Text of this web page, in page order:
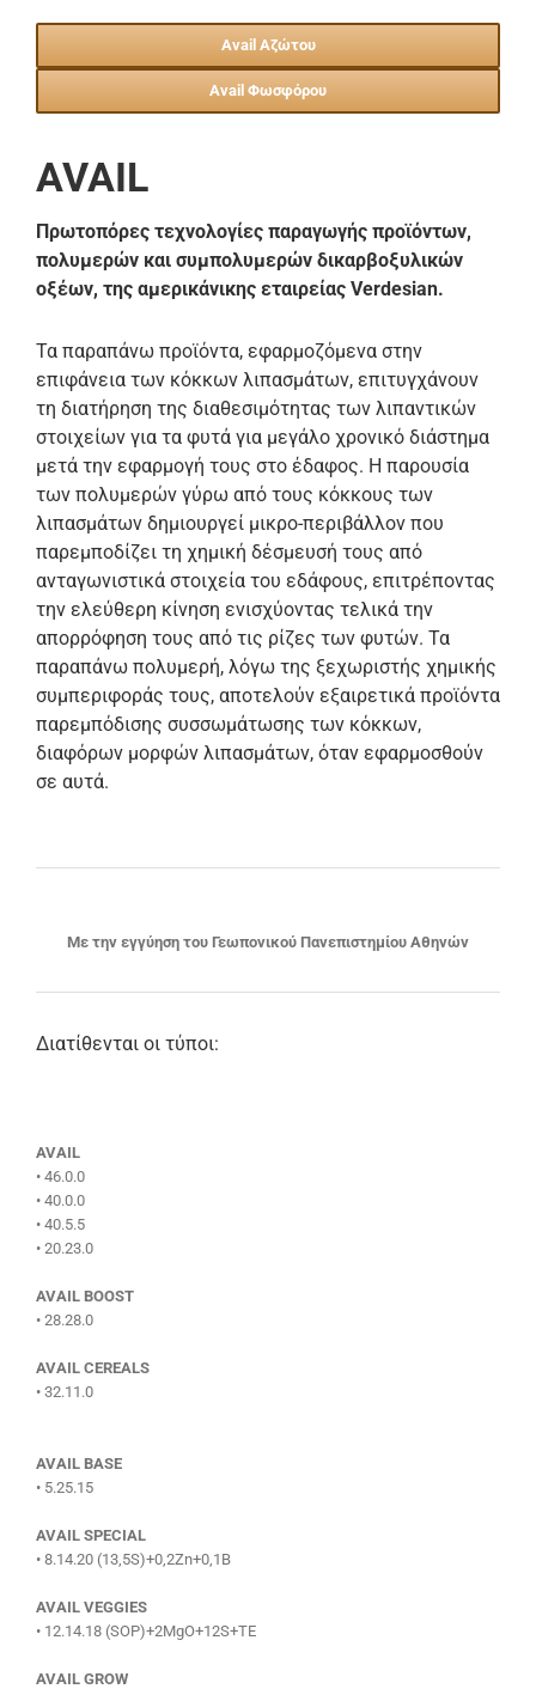
Avail Αζώτου
Avail Φωσφόρου
AVAIL
Πρωτοπόρες τεχνολογίες παραγωγής προϊόντων,
πολυμερών και συμπολυμερών δικαρβοξυλικών
οξέων, της αμερικάνικης εταιρείας Verdesian.
Τα παραπάνω προϊόντα, εφαρμοζόμενα στην
επιφάνεια των κόκκων λιπασμάτων, επιτυγχάνουν
τη διατήρηση της διαθεσιμότητας των λιπαντικών
στοιχείων για τα φυτά για μεγάλο χρονικό διάστημα
μετά την εφαρμογή τους στο έδαφος. Η παρουσία
των πολυμερών γύρω από τους κόκκους των
λιπασμάτων δημιουργεί μικρο-περιβάλλον που
παρεμποδίζει τη χημική δέσμευσή τους από
ανταγωνιστικά στοιχεία του εδάφους, επιτρέποντας
την ελεύθερη κίνηση ενισχύοντας τελικά την
απορρόφηση τους από τις ρίζες των φυτών. Τα
παραπάνω πολυμερή, λόγω της ξεχωριστής χημικής
συμπεριφοράς τους, αποτελούν εξαιρετικά προϊόντα
παρεμπόδισης συσσωμάτωσης των κόκκων,
διαφόρων μορφών λιπασμάτων, όταν εφαρμοσθούν
σε αυτά.
Με την εγγύηση του Γεωπονικού Πανεπιστημίου Αθηνών
Διατίθενται οι τύποι:
AVAIL
• 46.0.0
• 40.0.0
• 40.5.5
• 20.23.0
AVAIL BOOST
• 28.28.0
AVAIL CEREALS
• 32.11.0
AVAIL BASE
• 5.25.15
AVAIL SPECIAL
• 8.14.20 (13,5S)+0,2Zn+0,1B
AVAIL VEGGIES
• 12.14.18 (SOP)+2MgO+12S+TE
AVAIL GROW